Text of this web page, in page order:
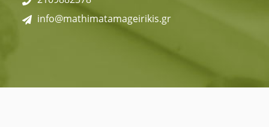
info@mathimatamageirikis.gr